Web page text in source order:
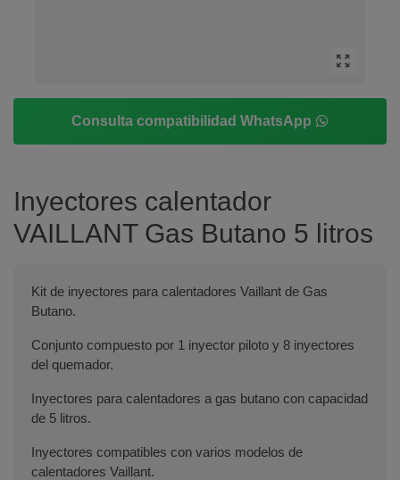
Consulta compatibilidad WhatsApp
Inyectores calentador
VAILLANT Gas Butano 5 litros
Kit de inyectores para calentadores Vaillant de Gas
Butano.
Conjunto compuesto por 1 inyector piloto y 8 inyectores
del quemador.
Inyectores para calentadores a gas butano con capacidad
de 5 litros.
Inyectores compatibles con varios modelos de
calentadores Vaillant.